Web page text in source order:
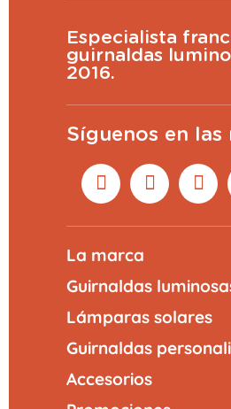
Especialista
guirnaldas
2016.
Síguenos en las
La marca
Guirnaldas
Lámparas solares
Guirnaldas
Accesorios